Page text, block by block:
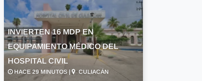
INVIERTEN 16 MDP EN
EQUIPAMIENTO MÉDICO DEL
HOSPITAL CIVIL
HACE 29 MINUTOS | CULIACÁN